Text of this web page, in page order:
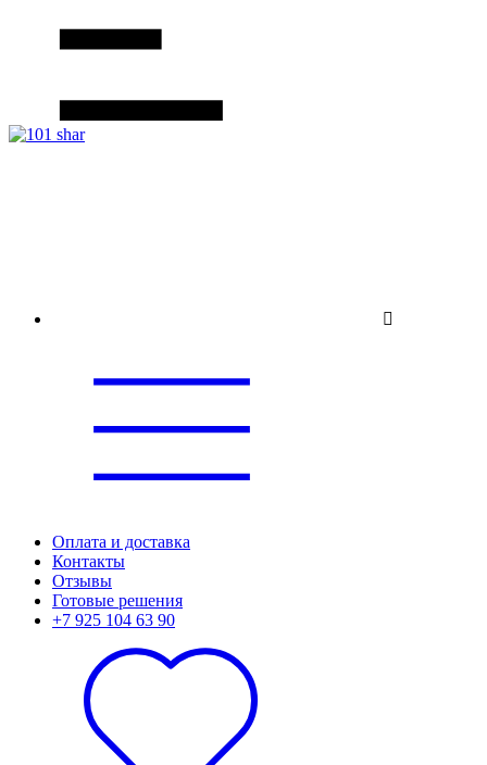
Оплата и доставка
Контакты
Отзывы
Готовые решения
+7 925 104 63 90